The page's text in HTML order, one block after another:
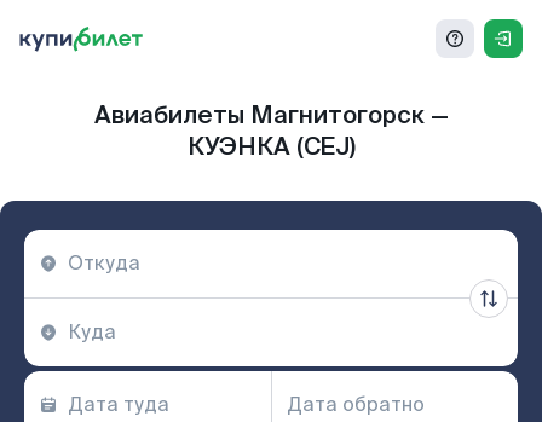
Авиабилеты Магнитогорск —
КУЭНКА (CEJ)